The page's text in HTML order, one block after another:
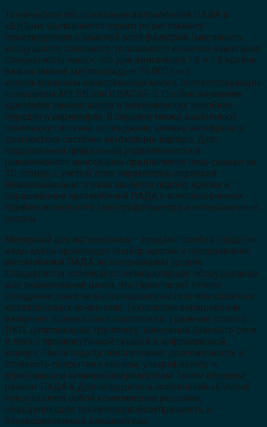
Техническое обслуживание автомобилей ЛАДА в
«БИЗон» выполняется строго по регламенту
производителя с заменой всех фильтров (масляного,
воздушного, салонного, топливного) и свечей зажигания.
Специалисты знают, что для двигателей 1.6 и 1.8 крайне
важна замена масла каждые 10 000 км с
использованием качественных масел, соответствующих
стандартам API SN или ILSAC GF-5. Особое внимание
уделяется замене масла в механических коробках
передач и вариаторах. В сервисе также выполняют
промывку системы охлаждения, замену антифриза и
диагностику системы вентиляции картера. Для
поддержания правильной управляемости и
равномерного износа шин предлагается сход-развал на
3D-стенде с учетом всех параметров подвески.
Немаловажным этапом является подбор краски и
окрашивание автомобилей ЛАДА с использованием
профессионального спектрофотометра и колеровочных
систем.
Малярный цех автосервиса — предмет особой гордости,
ведь здесь производят подбор краски и окрашивание
автомобилей ЛАДА на высочайшем уровне.
Специалисты используют компьютерное оборудование
для сканирования цвета, что гарантирует точное
попадание даже на выгоревших участках или сложных
металликовых покрытиях. Технология окрашивания
включает полный цикл подготовки: удаление старого
ЛКП, шпатлевание, грунтовку, нанесение базового слоя
и лака с промежуточной сушкой в инфракрасной
камере. Такой подход обеспечивает долговечность и
стойкость покрытия к сколам, ультрафиолету и
агрессивным химическим реагентам. Таким образом,
ремонт ЛАДА в Долгопрудном в исполнении «БИЗон»
представляет собой комплексное решение,
объединяющее техническую безупречность и
безукоризненный внешний вид.